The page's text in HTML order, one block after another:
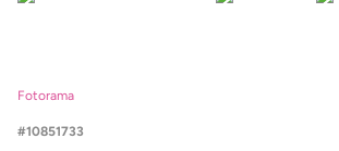
Fotorama
10851733